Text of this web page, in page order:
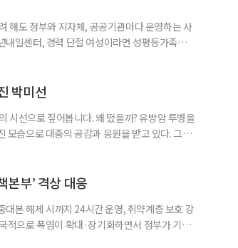
해도 정부와 지자체, 공공기관마다 운영하는 사
내일센터, 경력 단절 여성이라면 성평등가족부
이 쉽지 않은 사람을 위한 제도다. 개인별 취
박미선
시선으로 짚어봅니다. 왜 떴을까? 유방암 투병을
모습으로 대중의 공감과 응원을 받고 있다. 그러
솜씨와 공감 능력으로
부’ 격상 대응
본 해제 시까지 24시간 운영, 취약계층 보호 강
적으로 폭염이 확대·장기화하면서 정부가 기존